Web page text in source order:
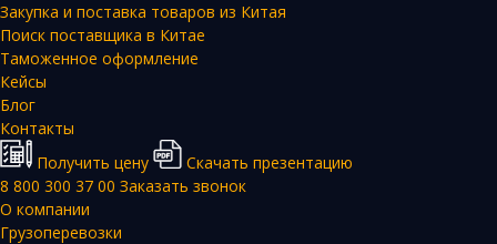
Закупка и поставка товаров из Китая
Поиск поставщика в Китае
Таможенное оформление
Кейсы
Блог
Контакты
Получить цену
Скачать презентацию
8 800 300 37 00 Заказать звонок
О компании
Грузоперевозки